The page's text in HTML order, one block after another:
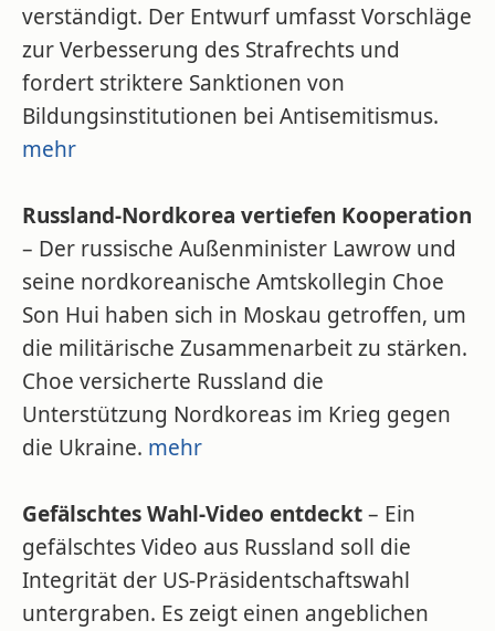
verständigt. Der Entwurf umfasst Vorschläge
zur Verbesserung des Strafrechts und
fordert striktere Sanktionen von
Bildungsinstitutionen bei Antisemitismus.
mehr
Russland-Nordkorea vertiefen Kooperation
– Der russische Außenminister Lawrow und
seine nordkoreanische Amtskollegin Choe
Son Hui haben sich in Moskau getroffen, um
die militärische Zusammenarbeit zu stärken.
Choe versicherte Russland die
Unterstützung Nordkoreas im Krieg gegen
die Ukraine. mehr
Gefälschtes Wahl-Video entdeckt– Ein
gefälschtes Video aus Russland soll die
Integrität der US-Präsidentschaftswahl
untergraben. Es zeigt einen angeblichen